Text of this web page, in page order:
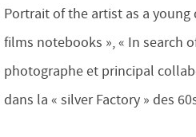
Portrait of the artist as a young
films notebooks », « In search
photographe et principal
dans la « silver Factory » des